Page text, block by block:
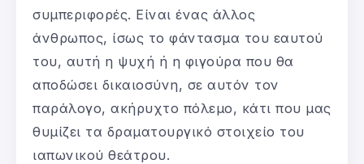
συμπεριφορές. Είναι ένας άλλος
άνθρωπος, ίσως το φάντασμα του εαυτού
του, αυτή η ψυχή ή η φιγούρα που θα
αποδώσει δικαιοσύνη, σε αυτόν τον
παράλογο, ακήρυχτο πόλεμο, κάτι που μας
θυμίζει τα δραματουργικό στοιχείο του
ιαπωνικού θεάτρου.